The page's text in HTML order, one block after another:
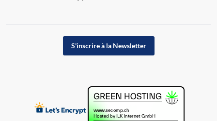
S'inscrire à la Newsletter